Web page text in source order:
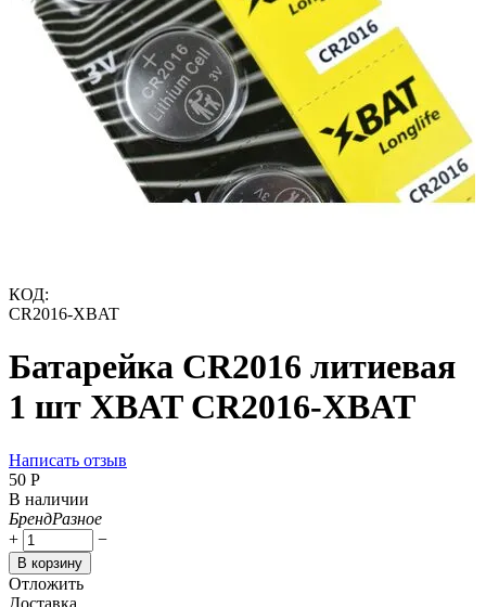
КОД:
CR2016-XBAT
Батарейка CR2016 литиевая
1 шт XBAT CR2016-XBAT
Написать отзыв
‍50‍ Р
В наличии
БрендРазное
+
−
В корзину
Отложить
Доставка